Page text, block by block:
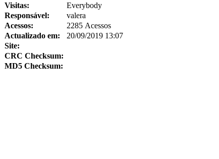
Visitas:
Everybody
Responsável:
valera
Acessos:
2285 Acessos
Actualizado em:
20/09/2019 13:07
Site:
CRC Checksum:
MD5 Checksum: